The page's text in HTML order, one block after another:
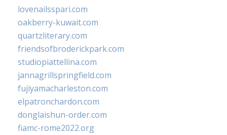
lovenailsspari.com
oakberry-kuwait.com
quartzliterary.com
friendsofbroderickpark.com
studiopiattellina.com
jannagrillspringfield.com
fujiyamacharleston.com
elpatronchardon.com
donglaishun-order.com
fiamc-rome2022.org